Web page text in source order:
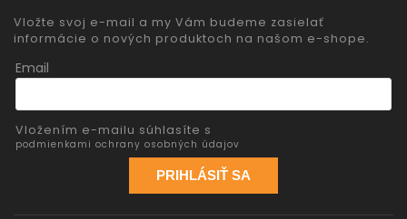
Vložte svoj e-mail a my Vám budeme zasielať
informácie o nových produktoch na našom e-shope.
Email
Vložením e-mailu súhlasíte s
podmienkami ochrany osobných údajov
PRIHLÁSIŤ SA